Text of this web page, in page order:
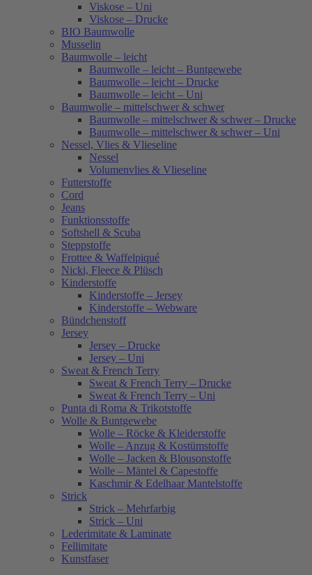
Viskose – Uni
Viskose – Drucke
BIO Baumwolle
Musselin
Baumwolle – leicht
Baumwolle – leicht – Buntgewebe
Baumwolle – leicht – Drucke
Baumwolle – leicht – Uni
Baumwolle – mittelschwer & schwer
Baumwolle – mittelschwer & schwer – Drucke
Baumwolle – mittelschwer & schwer – Uni
Nessel, Vlies & Vlieseline
Nessel
Volumenvlies & Vlieseline
Futterstoffe
Cord
Jeans
Funktionsstoffe
Softshell & Scuba
Steppstoffe
Frottee & Waffelpiqué
Nicki, Fleece & Plüsch
Kinderstoffe
Kinderstoffe – Jersey
Kinderstoffe – Webware
Bündchenstoff
Jersey
Jersey – Drucke
Jersey – Uni
Sweat & French Terry
Sweat & French Terry – Drucke
Sweat & French Terry – Uni
Punta di Roma & Trikotstoffe
Wolle & Buntgewebe
Wolle – Röcke & Kleiderstoffe
Wolle – Anzug & Kostümstoffe
Wolle – Jacken & Blousonstoffe
Wolle – Mäntel & Capestoffe
Kaschmir & Edelhaar Mantelstoffe
Strick
Strick – Mehrfarbig
Strick – Uni
Lederimitate & Laminate
Fellimitate
Kunstfaser